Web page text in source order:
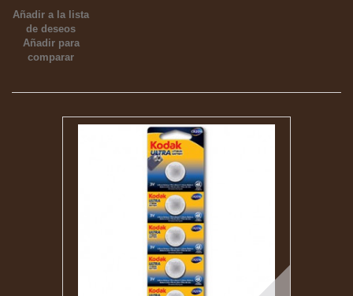
Añadir a la lista
de deseos
Añadir para
comparar